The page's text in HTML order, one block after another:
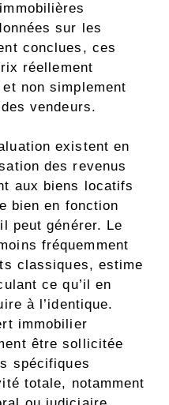
sur les
conclues, ces
réellement
non simplement
vendeurs.
existent en
des revenus
aux biens locatifs
bien en fonction
peut générer. Le
fréquemment
classiques, estime
ce qu’il en
à l’identique.
immobilier
être sollicitée
spécifiques
totale, notamment